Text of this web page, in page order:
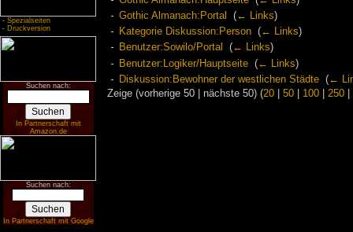
- Spezialseiten
- Druckversion
Suchen nach:
In Partnerschaft mit
Amazon.de
Suchen nach:
In Partnerschaft mit Google
Gothic Almanach:Portal
(← Links)
Kategorie Diskussion:Person‎ (← Links)
Benutzer:Sowilo/Portal
(← Links)
Benutzer:Logiker/Hauptseite‎ (← Links)
Diskussion:Bewohner der westlichen Städte‎ (←
Zeige (vorherige 50 | nächste 50) (20| 50| 100| 250|